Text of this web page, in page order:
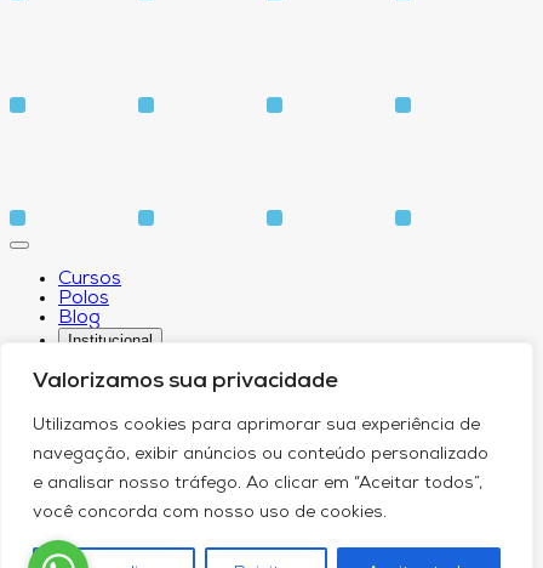
Valorizamos sua privacidade
Utilizamos cookies para aprimorar sua experiência de
navegação, exibir anúncios ou conteúdo personalizado
e analisar nosso tráfego. Ao clicar em “Aceitar todos”,
você concorda com nosso uso de cookies.
Cursos
Polos
Blog
Institucional
Sobre
Biblioteca
CPA – Comissão Própria de Avaliação
Núcleo de Arte e Cultura